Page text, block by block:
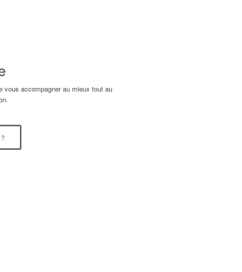
vous accompagner au mieux tout au